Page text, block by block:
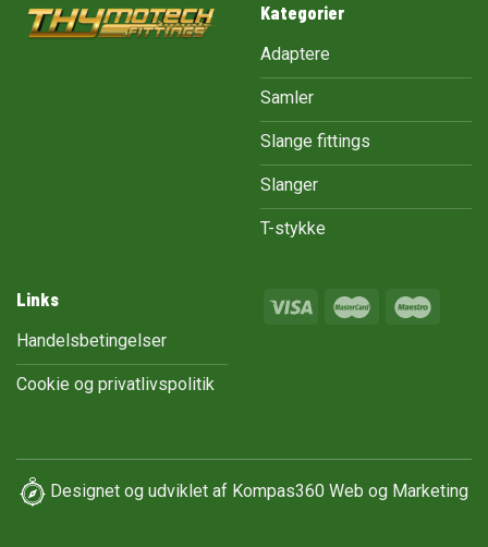
Kategorier
Adaptere
Samler
Slange fittings
Slanger
T-stykke
Links
Handelsbetingelser
Cookie og privatlivspolitik
Designet og udviklet af Kompas360 Web og Marketing